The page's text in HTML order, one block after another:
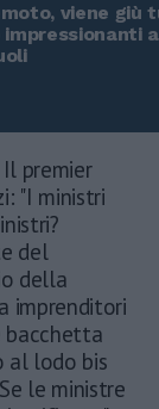
viene giù
impressionanti a
premier
"I ministri
del
della
imprenditori
bacchetta
al lodo bis
le ministre